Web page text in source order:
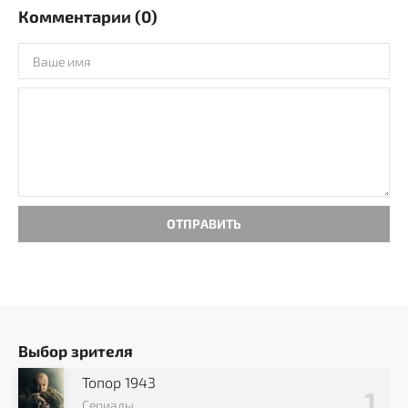
Комментарии (0)
ОТПРАВИТЬ
Выбор зрителя
Топор 1943